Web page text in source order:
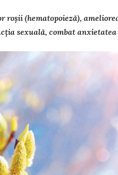
roşii (hematopoieză),
sexuală, com­bat anxietatea